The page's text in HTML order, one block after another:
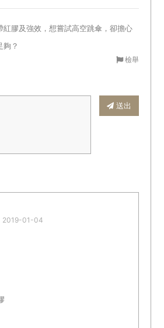
紅膠及強效，想嘗試高空跳傘，卻擔心
夠？
檢舉
送出
2019-01-04